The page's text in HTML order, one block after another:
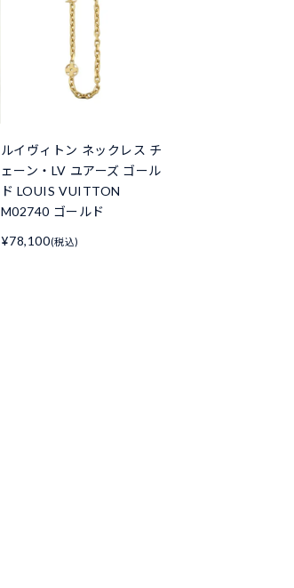
ルイヴィトン ネックレス チ
ェーン・LV ユアーズ ゴール
ド LOUIS VUITTON
M02740 ゴールド
¥78,100(税込)